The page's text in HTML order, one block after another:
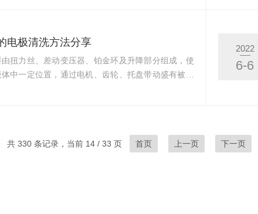
，以获取被测物体表面的三维坐标。具有率、高精
光源系统，可以避免容易变形的工件在...
电极清洗方法分享
扭力丝、差动变压器、铂金环及升降部分组成，使
中一定位置，通过电机、齿轮、托盘带动盛有被测
部分，在长时间的使用后我们需要对电...
2022
6-6
共 330 条记录，当前 14 / 33 页 首页 上一页 下一页